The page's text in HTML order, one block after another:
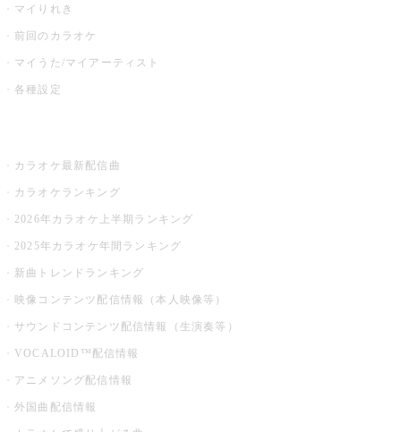
マイりれき
前回のカラオケ
マイうた/マイアーティスト
各種設定
カラオケ最新配信曲
カラオケランキング
2026年カラオケ上半期ランキング
2025年カラオケ年間ランキング
新曲トレンドランキング
映像コンテンツ配信情報（本人映像等）
サウンドコンテンツ配信情報（生演奏等）
VOCALOID™配信情報
アニメソング配信情報
外国曲配信情報